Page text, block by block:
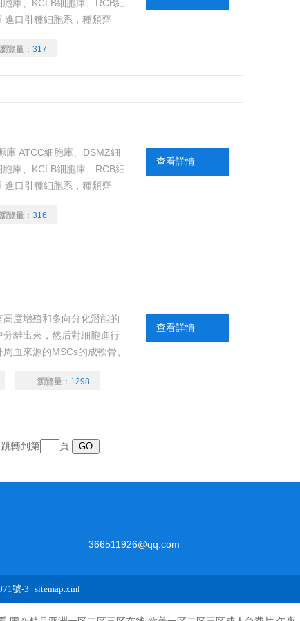
庫、KCLB細胞庫、RCB細
進口引種細胞系，種類齊
瀏覽量： 317
庫 ATCC細胞庫、DSMZ細
庫、KCLB細胞庫、RCB細
進口引種細胞系，種類齊
瀏覽量： 316
查看詳情
度增殖和多向分化潛能的
離出來，然后對細胞進行
血來源的MSCs的成軟骨、
咨詢
瀏覽量： 1298
查看詳情
轉到第 頁
366511926@qq.com
號-3 sitemap.xml